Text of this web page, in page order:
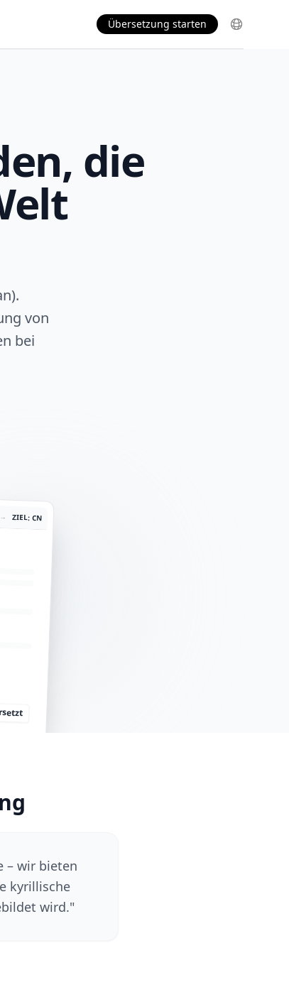
Übersetzung starten
die
von
bei
→ ZIEL: CN
– wir bieten
kyrillische
wird."